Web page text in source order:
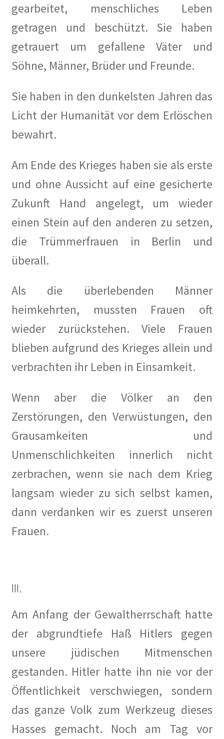
Willkommen
gearbeitet, menschliches Leben
getragen und beschützt. Sie haben
getrauert um gefallene Väter und
Söhne, Männer, Brüder und Freunde.
Sie haben in den dunkelsten Jahren das
Licht der Humanität vor dem Erlöschen
bewahrt.
Am Ende des Krieges haben sie als erste
und ohne Aussicht auf eine gesicherte
Zukunft Hand angelegt, um wieder
einen Stein auf den anderen zu setzen,
die Trümmerfrauen in Berlin und
überall.
Als die überlebenden Männer
heimkehrten, mussten Frauen oft
wieder zurückstehen. Viele Frauen
blieben aufgrund des Krieges allein und
verbrachten ihr Leben in Einsamkeit.
Wenn aber die Völker an den
Zerstörungen, den Verwüstungen, den
Grausamkeiten und
Unmenschlichkeiten innerlich nicht
zerbrachen, wenn sie nach dem Krieg
langsam wieder zu sich selbst kamen,
dann verdanken wir es zuerst unseren
Frauen.
III.
Am Anfang der Gewaltherrschaft hatte
der abgrundtiefe Haß Hitlers gegen
unsere jüdischen Mitmenschen
gestanden. Hitler hatte ihn nie vor der
Öffentlichkeit verschwiegen, sondern
das ganze Volk zum Werkzeug dieses
Hasses gemacht. Noch am Tag vor